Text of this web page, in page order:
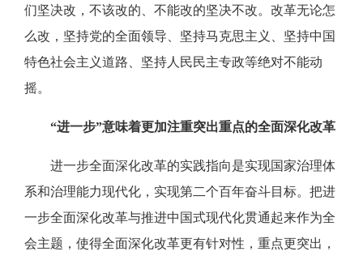
们坚决改，不该改的、不能改的坚决不改。改革无论怎
么改，坚持党的全面领导、坚持马克思主义、坚持中国
特色社会主义道路、坚持人民民主专政等绝对不能动
摇。
“进一步”意味着更加注重突出重点的全面深化改革
进一步全面深化改革的实践指向是实现国家治理体
系和治理能力现代化，实现第二个百年奋斗目标。把进
一步全面深化改革与推进中国式现代化贯通起来作为全
会主题，使得全面深化改革更有针对性，重点更突出，